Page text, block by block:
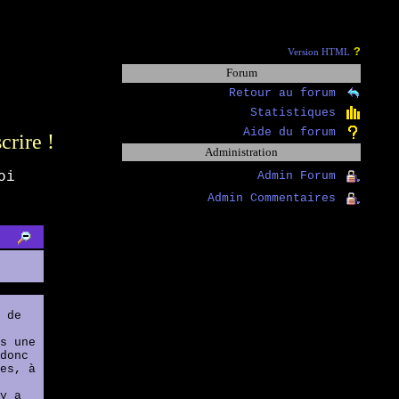
Version HTML ?
Forum
Retour au forum
Statistiques
!
Aide du forum
Administration
Admin Forum
Admin Commentaires
de
une
à
a